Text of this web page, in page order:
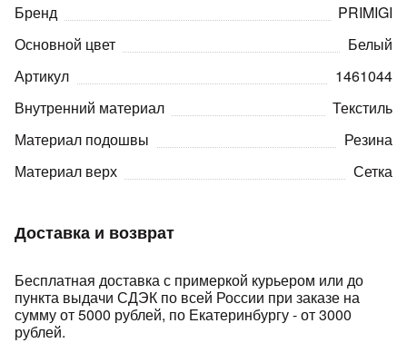
Доставка и возврат
Бесплатная доставка с примеркой курьером или до
пункта выдачи СДЭК по всей России при заказе на
сумму от 5000 рублей, по Екатеринбургу - от 3000
рублей.
Бренд
PRIMIGI
Основной цвет
Белый
Артикул
1461044
Внутренний материал
Текстиль
Материал подошвы
Резина
Материал верх
Сетка